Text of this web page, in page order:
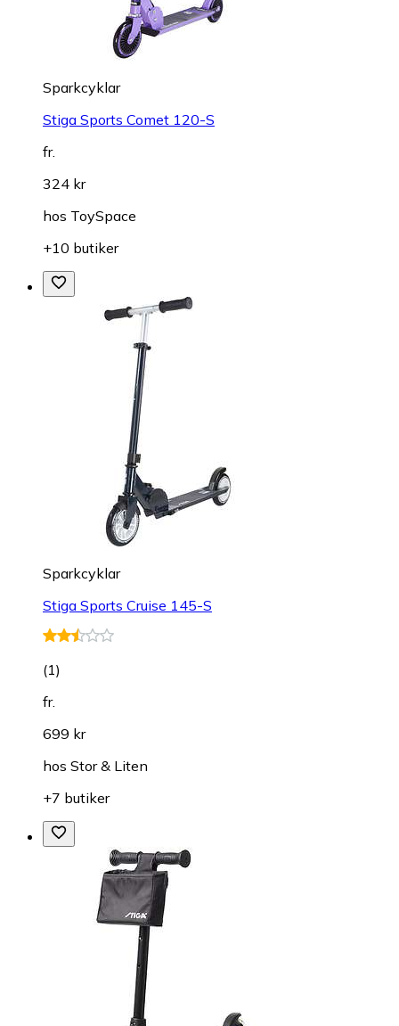
Sparkcyklar
Stiga Sports Comet 120-S
fr.
324 kr
hos ToySpace
+10 butiker
Sparkcyklar
Stiga Sports Cruise 145-S
(1)
fr.
699 kr
hos Stor & Liten
+7 butiker